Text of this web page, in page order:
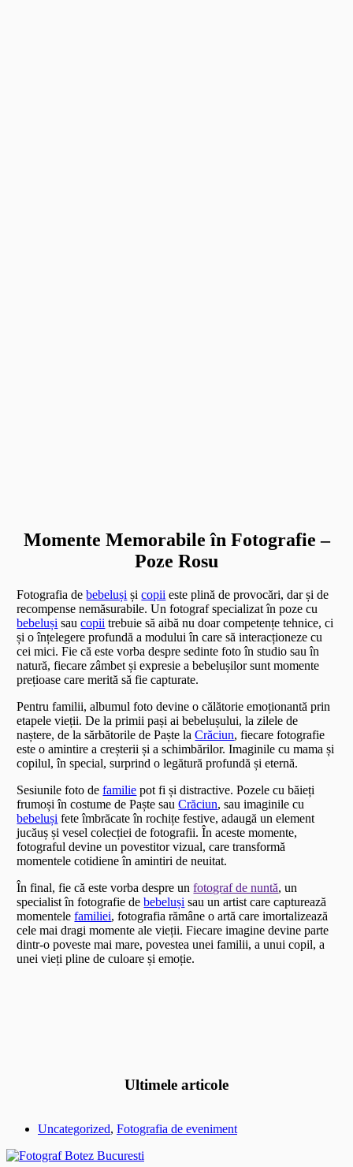
Momente Memorabile în Fotografie –
Poze Rosu
Fotografia debebeluși șicopii este plină de provocări, dar și de
recompense nemăsurabile. Un fotograf specializat în poze cu
bebeluși saucopii trebuie să aibă nu doar competențe tehnice, ci
și o înțelegere profundă a modului în care să interacționeze cu
cei mici. Fie că este vorba despre sedinte foto în studio sau în
natură, fiecare zâmbet și expresie a bebelușilor sunt momente
prețioase care merită să fie capturate.
Pentru familii, albumul foto devine o călătorie emoționantă prin
etapele vieții. De la primii pași ai bebelușului, la zilele de
naștere, de la sărbătorile de Paște laCrăciun, fiecare fotografie
este o amintire a creșterii și a schimbărilor. Imaginile cu mama și
copilul, în special, surprind o legătură profundă și eternă.
Sesiunile foto defamilie pot fi și distractive. Pozele cu băieți
frumoși în costume de Paște sauCrăciun, sau imaginile cu
bebeluși fete îmbrăcate în rochițe festive, adaugă un element
jucăuș și vesel colecției de fotografii. În aceste momente,
fotograful devine un povestitor vizual, care transformă
momentele cotidiene în amintiri de neuitat.
În final, fie că este vorba despre unfotograf de nuntă, un
specialist în fotografie debebeluși sau un artist care capturează
momentelefamiliei, fotografia rămâne o artă care imortalizează
cele mai dragi momente ale vieții. Fiecare imagine devine parte
dintr-o poveste mai mare, povestea unei familii, a unui copil, a
unei vieți pline de culoare și emoție.
Ultimele articole
Uncategorized, Fotografia de eveniment